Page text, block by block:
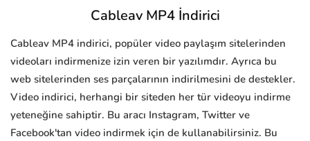
Cableav MP4 İndirici
Cableav MP4 indirici, popüler video paylaşım sitelerinden
videoları indirmenize izin veren bir yazılımdır. Ayrıca bu
web sitelerinden ses parçalarının indirilmesini de destekler.
Video indirici, herhangi bir siteden her tür videoyu indirme
yeteneğine sahiptir. Bu aracı Instagram, Twitter ve
Facebook'tan video indirmek için de kullanabilirsiniz. Bu